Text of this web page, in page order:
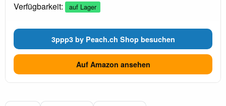
Verfügbarkeit:
auf Lager
3ppp3 by Peach.ch Shop besuchen
Auf Amazon ansehen